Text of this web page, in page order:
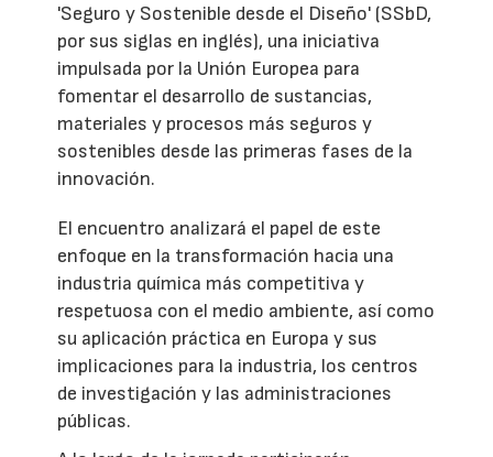
'Seguro y Sostenible desde el Diseño' (SSbD,
por sus siglas en inglés), una iniciativa
impulsada por la Unión Europea para
fomentar el desarrollo de sustancias,
materiales y procesos más seguros y
sostenibles desde las primeras fases de la
innovación.
El encuentro analizará el papel de este
enfoque en la transformación hacia una
industria química más competitiva y
respetuosa con el medio ambiente, así como
su aplicación práctica en Europa y sus
implicaciones para la industria, los centros
de investigación y las administraciones
públicas.